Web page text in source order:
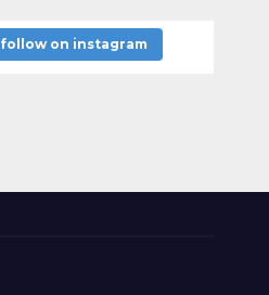
follow on instagram